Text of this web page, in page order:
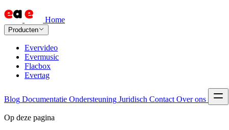
Home
Producten
Evervideo
Evermusic
Flacbox
Evertag
Blog Documentatie Ondersteuning Juridisch Contact Over ons
Op deze pagina